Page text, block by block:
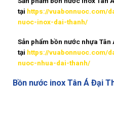
tại https://vuabonnuoc.com/
nuoc-inox-dai-thanh/
Sản phẩm bồn nước nhựa
tại https://vuabonnuoc.com/
nuoc-nhua-dai-thanh/
Bồn nước inox Tân Á Đại